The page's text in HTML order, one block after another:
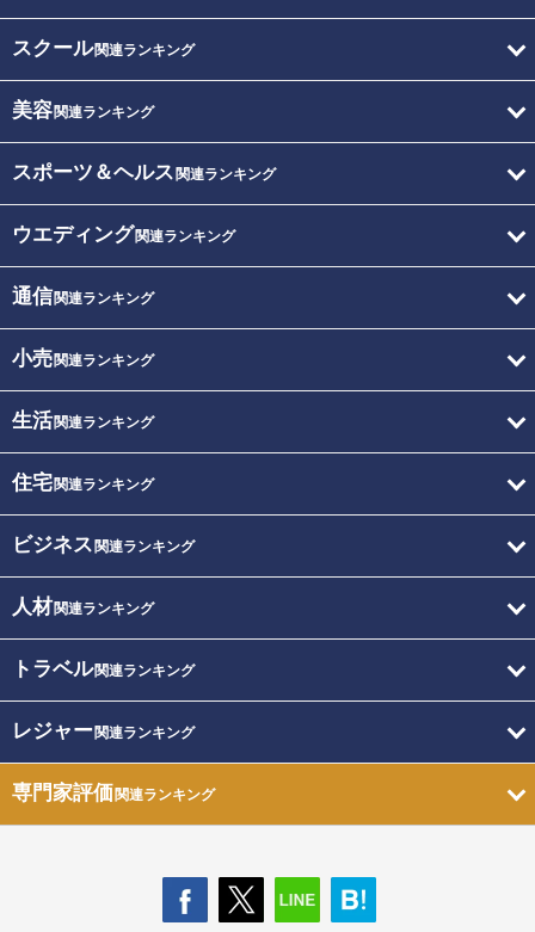
スクール関連ランキング
美容関連ランキング
スポーツ＆ヘルス 関連ランキング
ウエディング関連ランキング
通信関連ランキング
小売関連ランキング
生活関連ランキング
住宅関連ランキング
ビジネス 関連ランキング
人材関連ランキング
トラベル関連ランキング
レジャー関連ランキング
専門家評価関連ランキング